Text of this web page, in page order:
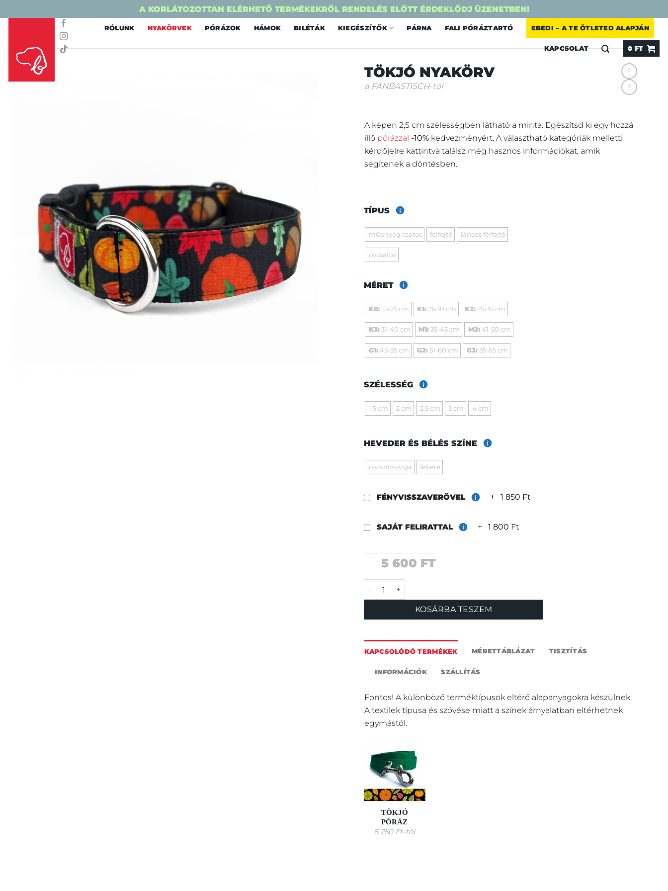
A KORLÁTOZOTTAN ELÉRHETŐ TERMÉKEKRŐL RENDELÉS ELŐTT ÉRDEKLŐDJ ÜZENETBEN!
content
RÓLUNK NYAKÖRVEK PÓRÁZOK HÁMOK BILÉTÁK KIEGÉSZÍTŐK PÁRNA FALI PÓRÁZTARTÓ EBEDI – A TE ÖTLETED ALAPJÁN
KAPCSOLAT 0 FT
TÖKJÓ NYAKÖRV
a FANBASTISCH-tól
A képen 2,5 cm szélességben látható a minta. Egészítsd ki egy hozzá
illő pórázzal -10%kedvezményért. A választható kategóriák melletti
kérdőjelre kattintva találsz még hasznos információkat, amik
segítenek a döntésben.
TÍPUS
műanyag csatos félfojtó láncos félfojtó
övcsatos
MÉRET
K0:15-25 cm K1:21-30 cm K2:25-35 cm
K3:31-40 cm M1:35-45 cm M2:41-50 cm
G1:45-55 cm G2:51-60 cm G3:55-65 cm
SZÉLESSÉG
1,5 cm 2 cm 2,5 cm 3 cm 4 cm
HEVEDER ÉS BÉLÉS SZÍNE
narancssárga fekete
FÉNYVISSZAVERŐVEL + 1 850 Ft
SAJÁT FELIRATTAL + 1 800 Ft
5 600 FT
KOSÁRBA TESZEM
KAPCSOLÓDÓ TERMÉKEK MÉRETTÁBLÁZAT TISZTÍTÁS
INFORMÁCIÓK SZÁLLÍTÁS
Fontos! A különböző terméktípusok eltérő alapanyagokra készülnek.
A textilek típusa és szövése miatt a színek árnyalatban eltérhetnek
egymástól.
TÖKJÓ
PÓRÁZ
6 250 Ft-tól